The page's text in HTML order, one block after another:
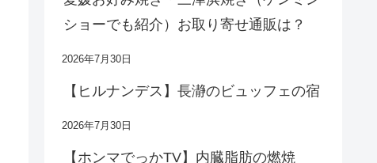
ショーでも紹介）お取り寄せ通販は？
2026年7月30日
【ヒルナンデス】長瀞のビュッフェの宿
2026年7月30日
【ホンマでっかTV】内臓脂肪の燃焼